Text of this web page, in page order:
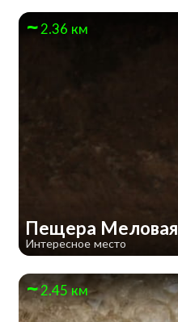
2.36 км
Пещера Меловая
Интересное место
2.45 км